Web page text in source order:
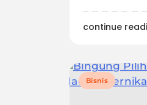
continue
Bisnis